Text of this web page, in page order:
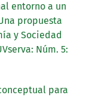
entorno a un
propuesta
y Sociedad
Núm. 5:
para